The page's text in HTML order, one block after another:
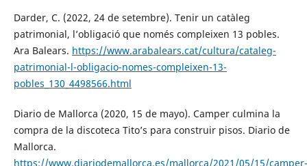
Darder, C. (2022, 24 de setembre). Tenir un catàleg
patrimonial, l’obligació que només compleixen 13 pobles.
Ara Balears. https://www.arabalears.cat/cultura/cataleg-
patrimonial-l-obligacio-nomes-compleixen-13-
pobles_130_4498566.html
Diario de Mallorca (2020, 15 de mayo). Camper culmina la
compra de la discoteca Tito’s para construir pisos. Diario de
Mallorca.
https://www.diariodemallorca.es/mallorca/2021/05/15/camper-